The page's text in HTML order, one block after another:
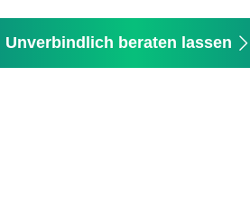
Unverbindlich beraten lassen